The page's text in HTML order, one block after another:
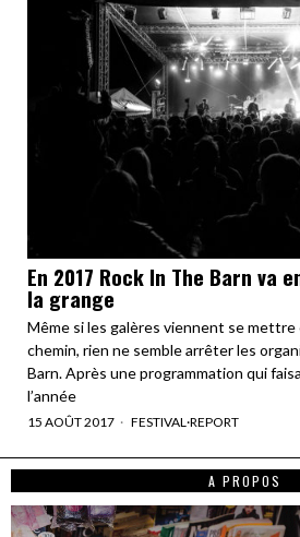
En 2017 Rock In The Barn va
la grange
Même si les galères viennent se
chemin, rien ne semble arrêter les
Barn. Après une programmation qui
l’année
15 AOÛT 2017 FESTIVAL ·REPORT
A PROPOS